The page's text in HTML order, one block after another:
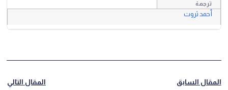
ترجمة
أحمد ثروت
المقال السابق المقال التالي